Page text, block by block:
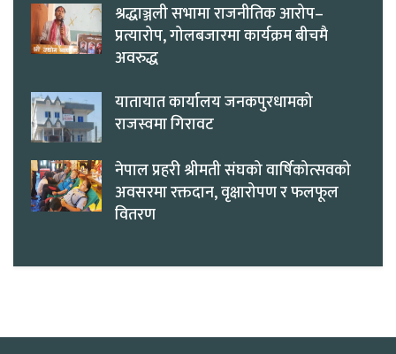
श्रद्धाञ्जली सभामा राजनीतिक आरोप–
प्रत्यारोप, गोलबजारमा कार्यक्रम बीचमै
अवरुद्ध
यातायात कार्यालय जनकपुरधामको
राजस्वमा गिरावट
नेपाल प्रहरी श्रीमती संघको वार्षिकोत्सवको
अवसरमा रक्तदान, वृक्षारोपण र फलफूल
वितरण